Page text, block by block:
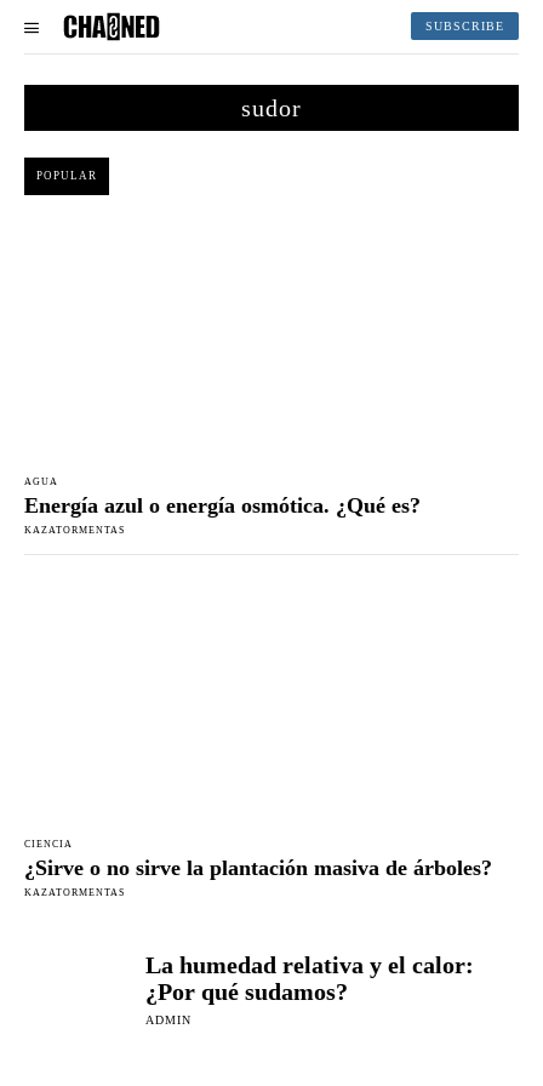
SUBSCRIBE
sudor
POPULAR
AGUA
Energía azul o energía osmótica. ¿Qué es?
KAZATORMENTAS
CIENCIA
¿Sirve o no sirve la plantación masiva de árboles?
KAZATORMENTAS
La humedad relativa y el calor:
¿Por qué sudamos?
ADMIN